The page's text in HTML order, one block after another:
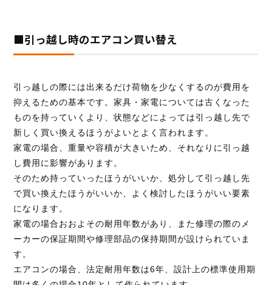
■引っ越し時のエアコン買い替え
引っ越しの際には出来るだけ荷物を少なくするのが費用を
抑えるための基本です。家具・家電については古くなった
ものを持っていくより、状態などによっては引っ越し先で
新しく買い換えるほうがよいとよく言われます。
家電の場合、重量や容積が大きいため、それなりに引っ越
し費用に影響があります。
そのため持っていったほうがいいか、処分して引っ越し先
で買い換えたほうがいいか、よく検討したほうがいい要素
になります。
家電の場合おおよその耐用年数があり、また修理の際のメ
ーカーの保証期間や修理部品の保持期間が設けられていま
す。
エアコンの場合、法定耐用年数は6年、設計上の標準使用期